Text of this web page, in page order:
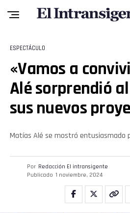
ESPECTÁCULO
«Vamos a
Alé sorprendió
sus nuevos
Matías Alé se mostró entusiasmado
Por Redacción El intransigente
Publicado 1 noviembre, 2024